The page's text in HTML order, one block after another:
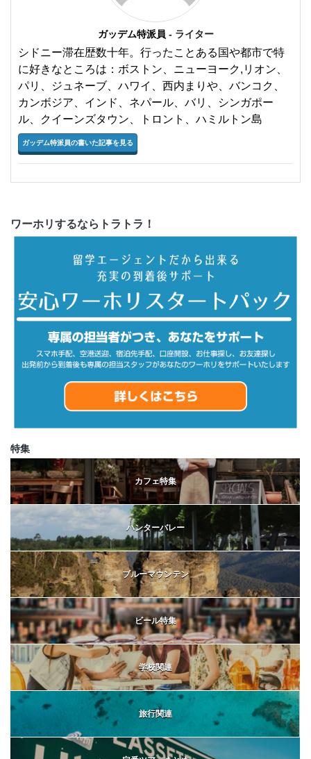
ガッデム特派員 - ライター
シドニー滞在歴数十年。行ったことある国や都市で特
に好きなところは：ボストン、ニューヨーク,リオン、
パリ、ジュネーブ、ハワイ、西内まりや、バンコク、
カンボジア、インド、ネパール、バリ、シンガポー
ル、クイーンズタウン、トロント、ハミルトン島
ガッデム特派員の書いた記事を見る
ワーホリするならトラトラ！
特集
カフェ特集
ハンターバレー
ブルーマウンテン
ビール特集
学校関連
旅行関連